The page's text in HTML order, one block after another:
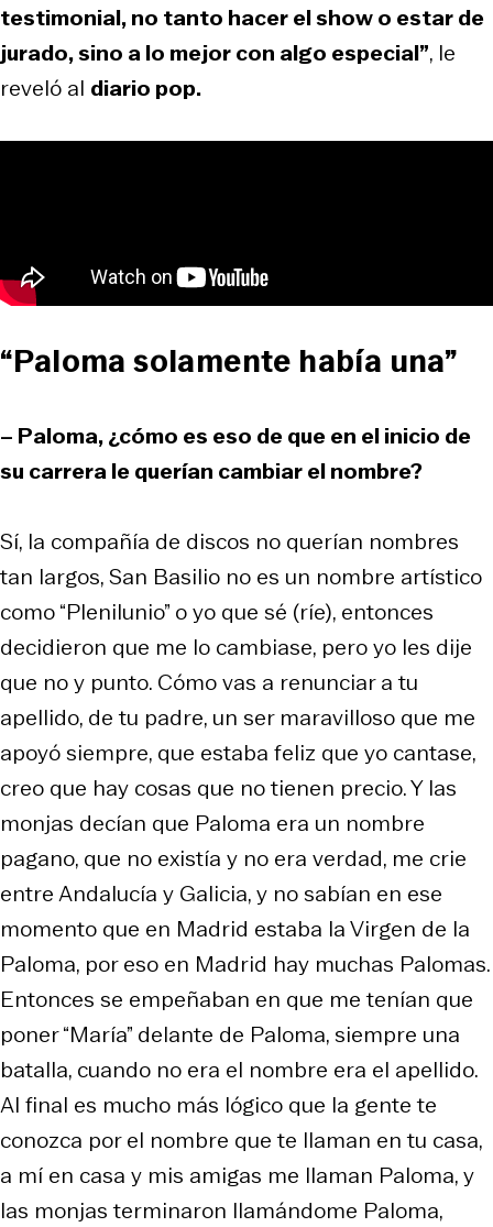
testimonial, no tanto hacer el show o estar de
jurado, sino a lo mejor con algo especial”, le
reveló al diario pop.
“Paloma solamente había una”
– Paloma, ¿cómo es eso de que en el inicio de
su carrera le querían cambiar el nombre?
Sí, la compañía de discos no querían nombres
tan largos, San Basilio no es un nombre artístico
como “Plenilunio” o yo que sé (ríe), entonces
decidieron que me lo cambiase, pero yo les dije
que no y punto. Cómo vas a renunciar a tu
apellido, de tu padre, un ser maravilloso que me
apoyó siempre, que estaba feliz que yo cantase,
creo que hay cosas que no tienen precio. Y las
monjas decían que Paloma era un nombre
pagano, que no existía y no era verdad, me crie
entre Andalucía y Galicia, y no sabían en ese
momento que en Madrid estaba la Virgen de la
Paloma, por eso en Madrid hay muchas Palomas.
Entonces se empeñaban en que me tenían que
poner “María” delante de Paloma, siempre una
batalla, cuando no era el nombre era el apellido.
Al final es mucho más lógico que la gente te
conozca por el nombre que te llaman en tu casa,
a mí en casa y mis amigas me llaman Paloma, y
las monjas terminaron llamándome Paloma,